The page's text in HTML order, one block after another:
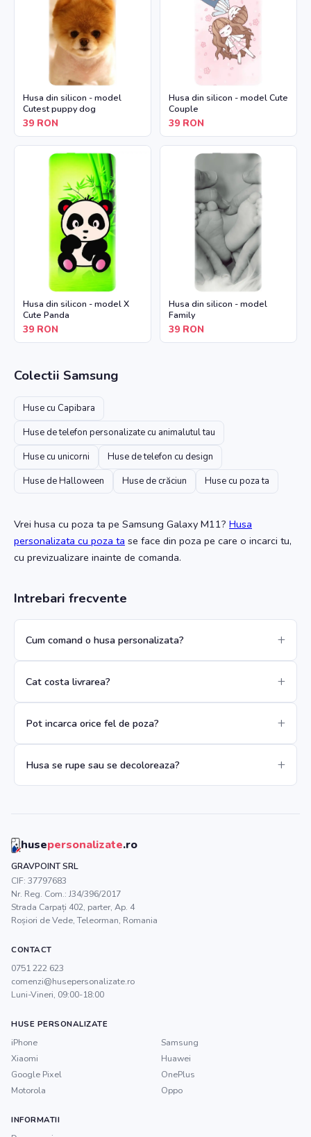
Husa din silicon - model
Cutest puppy dog
39 RON
Husa din silicon - model Cute
Couple
39 RON
Husa din silicon - model X
Cute Panda
39 RON
Husa din silicon - model
Family
39 RON
Colectii Samsung
Huse cu Capibara
Huse de telefon personalizate cu animalutul tau
Huse cu unicorni
Huse de telefon cu design
Huse de Halloween
Huse de crăciun Huse cu poza ta
Vrei husa cu poza ta pe Samsung Galaxy M11? Husa
personalizata cu poza ta se face din poza pe care o incarci tu,
cu previzualizare inainte de comanda.
Intrebari frecvente
Cum comand o husa personalizata?
Cat costa livrarea?
Pot incarca orice fel de poza?
Husa se rupe sau se decoloreaza?
husepersonalizate.ro
GRAVPOINT SRL
CIF: 37797683
Nr. Reg. Com.: J34/396/2017
Strada Carpați 402, parter, Ap. 4
Roșiori de Vede,Teleorman, Romania
CONTACT
0751 222 623
comenzi@husepersonalizate.ro
Luni-Vineri, 09:00-18:00
HUSE PERSONALIZATE
iPhone
Samsung
Xiaomi
Huawei
Google Pixel
OnePlus
Motorola
Oppo
INFORMATII